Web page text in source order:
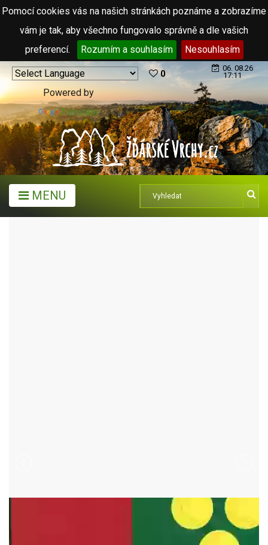
Pomocí cookies vás na našich stránkách poznáme a zobrazíme
vám je tak, aby všechno fungovalo správně a dle vašich
preferencí.
Rozumím a souhlasím Nesouhlasím
Powered by
Translate
0
06. 08.26
17:11
MENU